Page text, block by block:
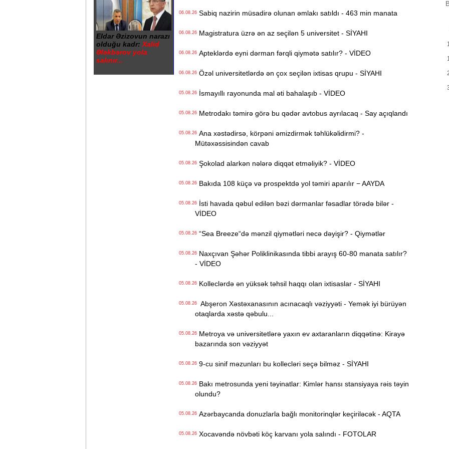
Eldar Əzizovun narazı
olduğu kadr: Xalid
Ələkbərov yola
salınır...
06.08.26Sabiq nazirin müsadirə olunan əmlakı satıldı - 463 min manata
06.08.26Magistratura üzrə ən az seçilən 5 universitet - SİYAHI
06.08.26Apteklərdə eyni dərman fərqli qiymətə satılır? - VİDEO
06.08.26Özəl universitetlərdə ən çox seçilən ixtisas qrupu - SİYAHI
05.08.26İsmayıllı rayonunda mal əti bahalaşıb - VİDEO
05.08.26Metrodakı təmirə görə bu qədər avtobus ayrılacaq - Say açıqlandı
05.08.26Ana xəstədirsə, körpəni əmizdirmək təhlükəlidirmi? -
Mütəxəssisindən cavab
05.08.26Şokolad alarkən nələrə diqqət etməliyik? - VİDEO
05.08.26Bakıda 108 küçə və prospektdə yol təmiri aparılır − AAYDA
05.08.26İsti havada qəbul edilən bəzi dərmanlar fəsadlar törədə bilər -
VİDEO
05.08.26“Sea Breeze“də mənzil qiymətləri necə dəyişir? - Qiymətlər
05.08.26Naxçıvan Şəhər Poliklinikasında tibbi arayış 60-80 manata satılır?
- VİDEO
05.08.26Kolleclərdə ən yüksək təhsil haqqı olan ixtisaslar - SİYAHI
05.08.26Abşeron Xəstəxanasının acınacaqlı vəziyyəti - Yemək iyi bürüyən
otaqlarda xəstə qəbulu...
05.08.26Metroya və universitetlərə yaxın ev axtaranların diqqətinə: Kirayə
bazarında son vəziyyət
05.08.269-cu sinif məzunları bu kollecləri seçə bilməz - SİYAHI
05.08.26Bakı metrosunda yeni təyinatlar: Kimlər hansı stansiyaya rəis təyin
olundu?
05.08.26Azərbaycanda donuzlarla bağlı monitorinqlər keçiriləcək - AQTA
05.08.26Xocavəndə növbəti köç karvanı yola salındı - FOTOLAR